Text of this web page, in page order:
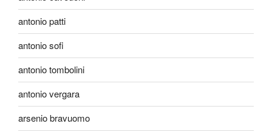
antonio patti
antonio sofi
antonio tombolini
antonio vergara
arsenio bravuomo